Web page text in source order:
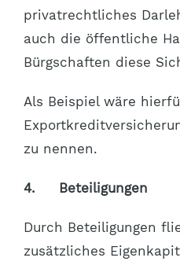
privatrechtliches
auch die öffentliche
Bürgschaften diese
Als Beispiel wäre
zu nennen.
4. Beteiligungen
Durch Beteiligungen
zusätzliches